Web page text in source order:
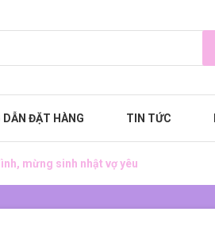
DẪN ĐẶT HÀNG TIN TỨC
mừng sinh nhật vợ yêu